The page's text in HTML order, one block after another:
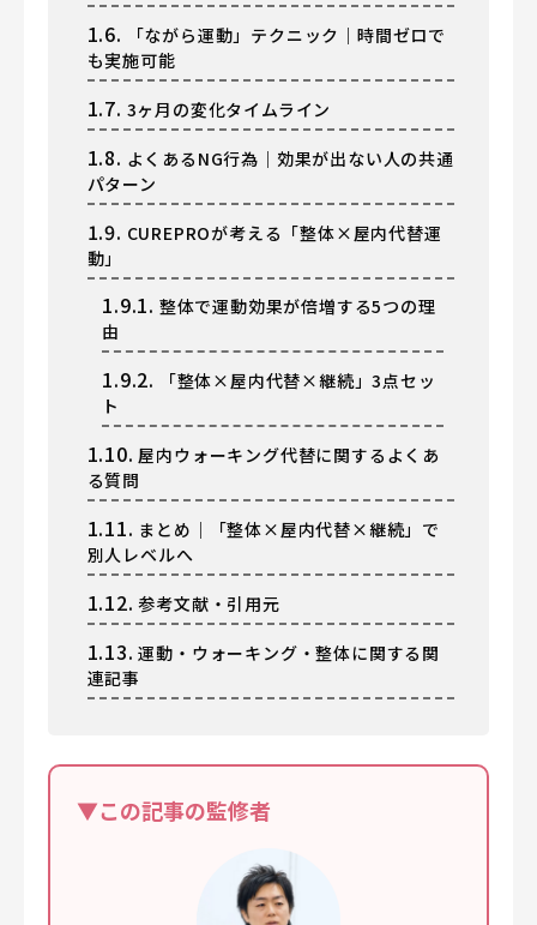
1.6. 「ながら運動」テクニック｜時間ゼロで
も実施可能
1.7. 3ヶ月の変化タイムライン
1.8. よくあるNG行為｜効果が出ない人の共通
パターン
1.9. CUREPROが考える「整体×屋内代替運
動」
1.9.1. 整体で運動効果が倍増する5つの理
由
1.9.2. 「整体×屋内代替×継続」3点セッ
ト
1.10. 屋内ウォーキング代替に関するよくあ
る質問
1.11. まとめ｜「整体×屋内代替×継続」で
別人レベルへ
1.12. 参考文献・引用元
1.13. 運動・ウォーキング・整体に関する関
連記事
▼この記事の監修者